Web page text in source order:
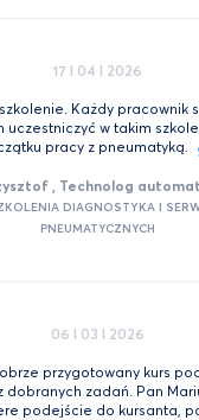
17 I 04 I 2026
Każdy pracownik
uczestniczyć w takim
pracy z pneumatyką.
, Technolog
DIAGNOSTYKA I
PNEUMATYCZNYCH
06 I 03 I 2026
przygotowany kurs
dobranych zadań. Pan
podejście do kursanta,